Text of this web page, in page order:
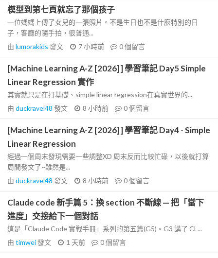
模型到第七頁就忘了那個孩子
一位媽媽上傳了女兒的一張照片。不是生日也不是什麼特別的日
子，客廳的隨手拍，很普通...
由 lumorakids 發文 7 小時前 0個留言
[Machine Learning A-Z [2026] ] 學習筆記 Day5 Simple
Linear Regression 實作
其實就只是在打基礎、simple linear regression在真實世界的...
由 duckravel48 發文 8 小時前 0個留言
[Machine Learning A-Z [2026] ] 學習筆記 Day4 - Simple
Linear Regression
經過一個周末發現需要一些調整XD 周末反而比較忙碌，以後就打算
周間發文了~雖然是...
由 duckravel48 發文 8 小時前 0個留言
Claude code 新手篇 5：換 section 不斷線 — 把「當下
進度」交接給下一個對話
這是「Claude Code 實戰手冊」系列的第五篇(G5)。G3 講了 CL...
由 timwei發文 1 天前 0個留言